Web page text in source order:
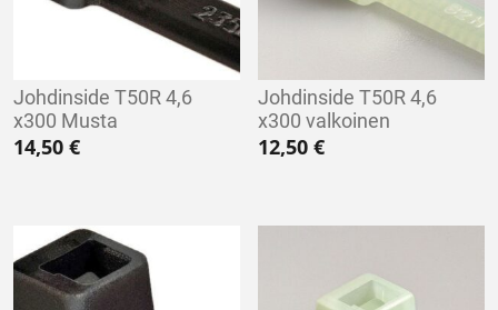
Johdinside T50R 4,6
x300 Musta
14,50 €
Johdinside T50R 4,6
x300 valkoinen
12,50€